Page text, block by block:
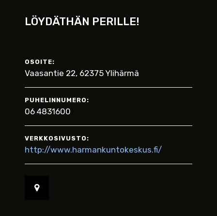
LÖYDÄTHÄN PERILLE!
OSOITE:
Vaasantie 22, 62375 Ylihärmä
PUHELINNUMERO:
06 4831600
VERKKOSIVUSTO:
http://www.harmankuntokeskus.fi/